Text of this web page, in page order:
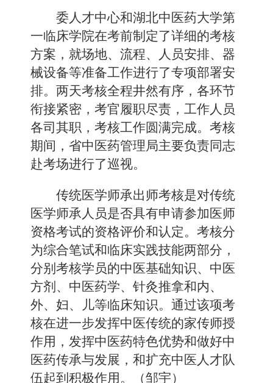
委人才中心和湖北中医药大学第
一临床学院在考前制定了详细的考核
方案，就场地、流程、人员安排、器
械设备等准备工作进行了专项部署安
排。 两天考核全程井然有序，各环节
衔接紧密，考官履职尽责，工作人员
各司其职，考核工作圆满完成。 考核
期间，省中医药管理局主要负责同志
赴考场进行了巡视。
传统医学师承出师考核是对传统
医学师承人员是否具有申请参加医师
资格考试的资格评价和认定。考核分
为综合笔试和临床实践技能两部分，
分别考核学员的中医基础知识、中医
方剂、中医药学、针灸推拿和内、
外、妇、儿等临床知识。 通过该项考
核在进一步发挥中医传统的家传师授
作用 ， 发挥中医药特色优势和做好中
医药传承与发展 ， 和扩充中医人才队
伍起到积极作用。（邹宇）